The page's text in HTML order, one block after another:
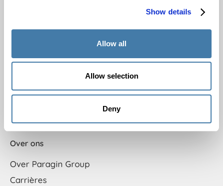
Show details
Allow all
Allow selection
Deny
Examenleveranciers
Opleiders
Artikelen
Overstappen naar Remindo
Over ons
Over Paragin Group
Carrières